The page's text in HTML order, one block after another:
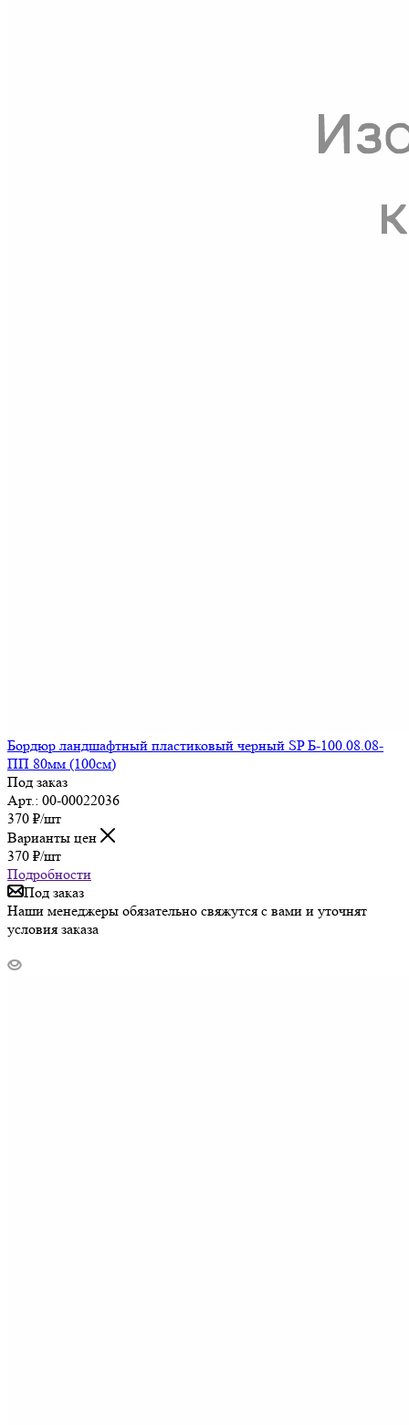
Бордюр ландшафтный пластиковый черный SP Б-100.08.08-
ПП 80мм (100см)
Под заказ
Арт.: 00-00022036
370 ₽/шт
Варианты цен
370 ₽/шт
Подробности
Под заказ
Наши менеджеры обязательно свяжутся с вами и уточнят
условия заказа